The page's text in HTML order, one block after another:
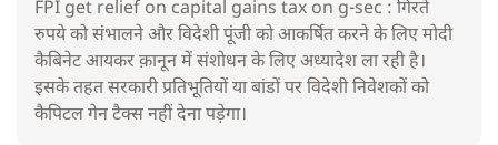
FPI get relief on capital gains tax on g-sec : गिरते
रुपये को संभालने और विदेशी पूंजी को आकर्षित करने के लिए मोदी
कैबिनेट आयकर क़ानून में संशोधन के लिए अध्यादेश ला रही है।
इसके तहत सरकारी प्रतिभूतियों या बांडों पर विदेशी निवेशकों को
कैपिटल गेन टैक्स नहीं देना पड़ेगा।